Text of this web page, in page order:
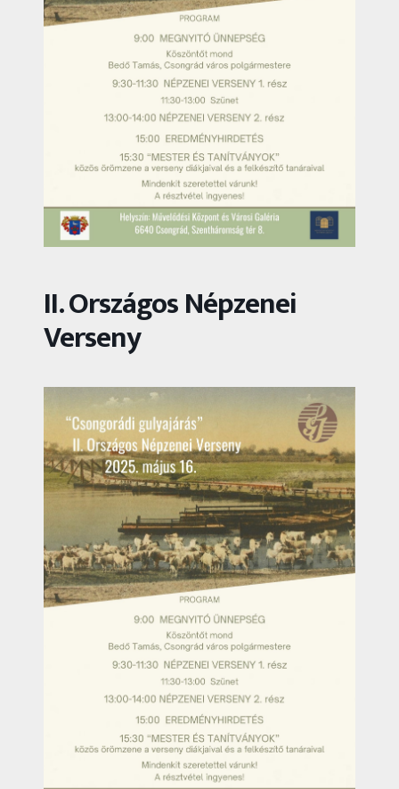
II. Országos Népzenei
Verseny